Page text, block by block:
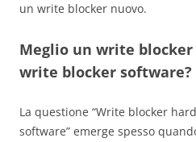
un write blocker nuovo.
Meglio un write
write blocker software?
La questione “Write blocker
software” emerge spesso